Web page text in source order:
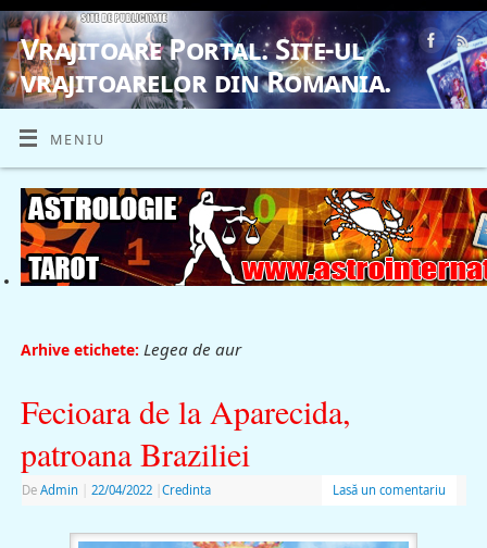
Vrajitoare Portal. Site-ul
vrajitoarelor din Romania.
VRAJITOARE, VRAJITOARELE, VRAJITOARE
MENIU
Arhive etichete: Legea de aur
Fecioara de la Aparecida,
patroana Braziliei
De Admin 22/04/2022 Credinta Lasă un comentariu